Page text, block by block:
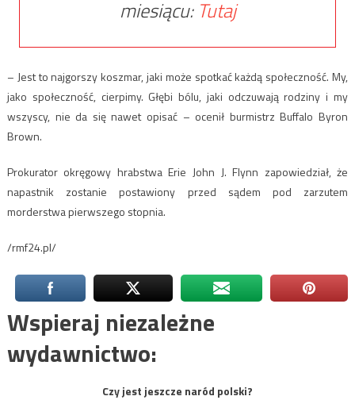
miesiącu: Tutaj
– Jest to najgorszy koszmar, jaki może spotkać każdą społeczność. My,
jako społeczność, cierpimy. Głębi bólu, jaki odczuwają rodziny i my
wszyscy, nie da się nawet opisać – ocenił burmistrz Buffalo Byron
Brown.
Prokurator okręgowy hrabstwa Erie John J. Flynn zapowiedział, że
napastnik zostanie postawiony przed sądem pod zarzutem
morderstwa pierwszego stopnia.
/rmf24.pl/
Wspieraj niezależne
wydawnictwo:
Czy jest jeszcze naród polski?